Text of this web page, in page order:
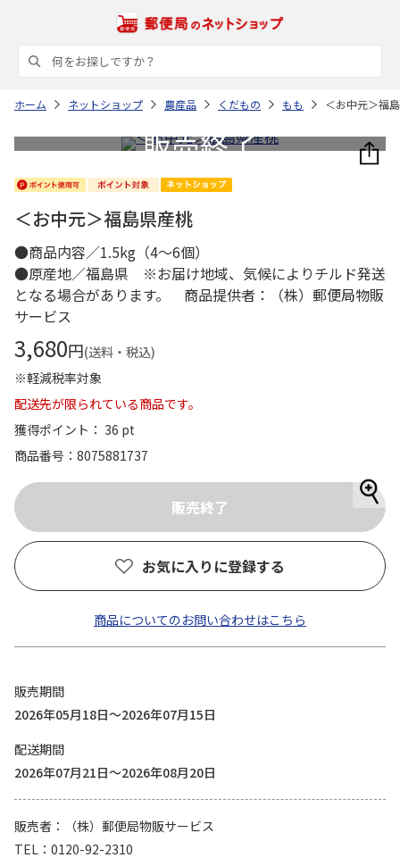
ホーム ネットショップ 農産品 くだもの もも ＜お中元＞福
＜お中元＞福島県産桃
●商品内容／1.5kg（4～6個）
●原産地／福島県 ※お届け地域、気候によりチルド発送
となる場合があります。 商品提供者：（株）郵便局物販
サービス
3,680円(送料・税込)
※軽減税率対象
配送先が限られている商品です。
獲得ポイント： 36 pt
商品番号
8075881737
お気に入りに登録する
商品についてのお問い合わせはこちら
販売期間
2026年05月18日～2026年07月15日
配送期間
2026年07月21日～2026年08月20日
販売者
（株）郵便局物販サービス
TEL
0120-92-2310